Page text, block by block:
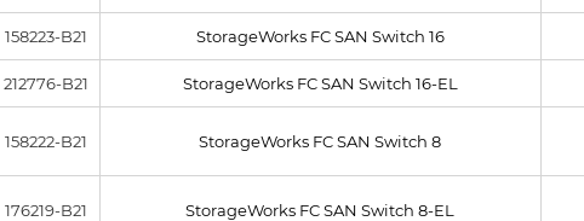
158223-B21 StorageWorks FC SAN Switch 16
212776-B21 StorageWorks FC SAN Switch 16-EL
158222-B21 StorageWorks FC SAN Switch 8
176219-B21 StorageWorks FC SAN Switch 8-EL